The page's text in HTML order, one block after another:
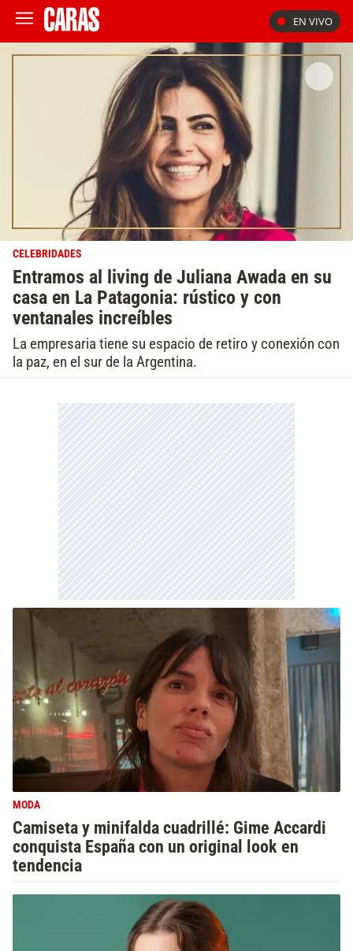
EN VIVO
CELEBRIDADES
Entramos al living de Juliana Awada en su
casa en La Patagonia: rústico y con
ventanales increíbles
La empresaria tiene su espacio de retiro y conexión con
la paz, en el sur de la Argentina.
MODA
Camiseta y minifalda cuadrillé: Gime Accardi
conquista España con un original look en
tendencia